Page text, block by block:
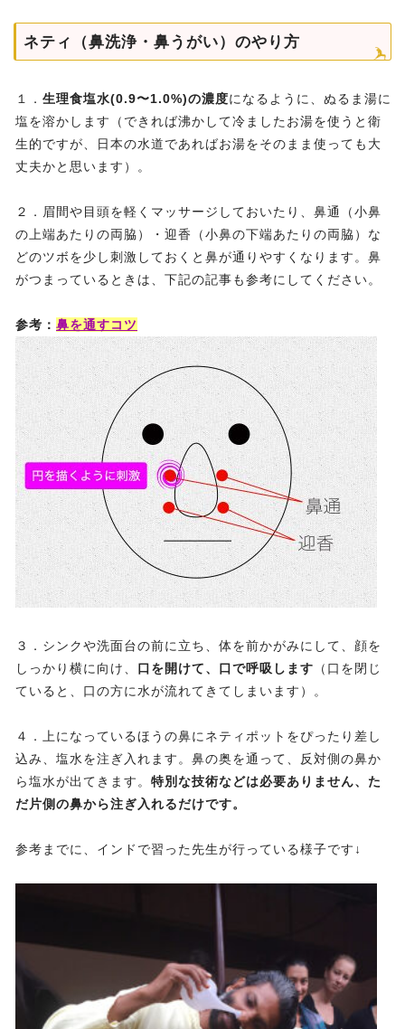
ネティ（鼻洗浄・鼻うがい）のやり方
１． 生理食塩水(0.9〜1.0%)の濃度になるように、ぬるま湯に
塩を溶かします（できれば沸かして冷ましたお湯を使うと衛
生的ですが、日本の水道であればお湯をそのまま使っても大
丈夫かと思います）。
２．眉間や目頭を軽くマッサージしておいたり、鼻通（小鼻
の上端あたりの両脇）・迎香（小鼻の下端あたりの両脇）な
どのツボを少し刺激しておくと鼻が通りやすくなります。鼻
がつまっているときは、下記の記事も参考にしてください。
参考： 鼻を通すコツ
３．シンクや洗面台の前に立ち、体を前かがみにして、顔を
しっかり横に向け、 口を開けて、口で呼吸します （口を閉じ
ていると、口の方に水が流れてきてしまいます）。
４．上になっているほうの鼻にネティポットをぴったり差し
込み、塩水を注ぎ入れます。鼻の奥を通って、反対側の鼻か
ら塩水が出てきます。 特別な技術などは必要ありません、た
だ片側の鼻から注ぎ入れるだけです。
参考までに、インドで習った先生が行っている様子です↓